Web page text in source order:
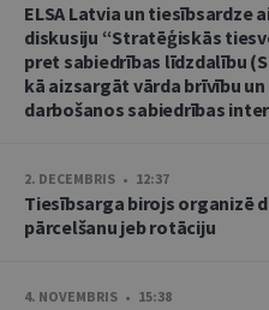
ELSA Latvia un tiesībsardze
diskusiju “Stratēģiskās
pret sabiedrības līdzdalību
kā aizsargāt vārda brīvību un
darbošanos sabiedrības
2. DECEMBRIS • 12:37
Tiesībsarga birojs organizē
pārcelšanu jeb rotāciju
4. NOVEMBRIS • 15:38